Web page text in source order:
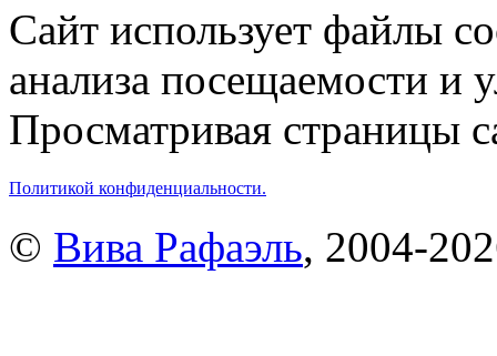
Сайт использует файлы
анализа посещаемости и
Просматривая страницы
Политикой конфиденциальности.
© Вива Рафаэль, 2004-